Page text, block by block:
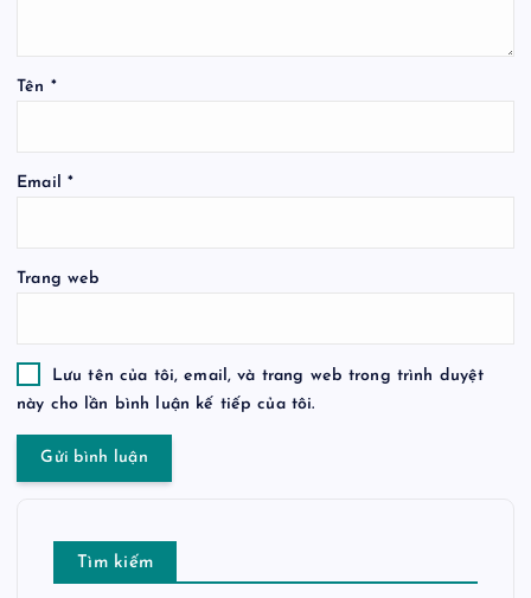
Tên *
Email *
Trang web
Lưu tên của tôi, email, và trang web trong trình duyệt
này cho lần bình luận kế tiếp của tôi.
Tìm kiếm